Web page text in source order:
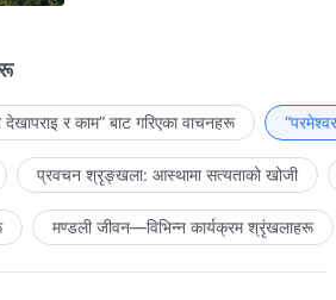
र काम” बाट गरिएका वाचनहरू
प्रवचन श्रृङ्खला: आस्थामा सत्यताको खोजी
मण्डली जीवन—विभिन्‍न कार्यक्रम श्रृंखलाहरू